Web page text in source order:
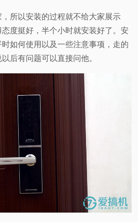
所以安装的过程就不给大家展示
度挺好，半个小时就安装好了。安
如何使用以及一些注意事项，走的
后有问题可以直接问他。